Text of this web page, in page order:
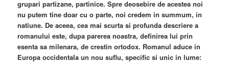
grupari partizane, partinice. Spre deosebire de acestea noi
nu putem tine doar cu o parte, noi credem in summum, in
natiune. De aceea, cea mai scurta si profunda descriere a
romanului este, dupa parerea noastra, definirea lui prin
esenta sa milenara, de crestin ortodox. Romanul aduce in
Europa occidentala un nou suflu, specific si unic in lume: